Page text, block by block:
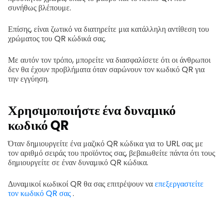
συνήθως βλέπουμε.
Επίσης, είναι ζωτικό να διατηρείτε μια κατάλληλη αντίθεση του
χρώματος του QR κώδικά σας.
Με αυτόν τον τρόπο, μπορείτε να διασφαλίσετε ότι οι άνθρωποι
δεν θα έχουν προβλήματα όταν σαρώνουν τον κωδικό QR για
την εγγύηση.
Χρησιμοποιήστε ένα δυναμικό
κωδικό QR
Όταν δημιουργείτε ένα μαζικό QR κώδικα για το URL σας με
τον αριθμό σειράς του προϊόντος σας, βεβαιωθείτε πάντα ότι τους
δημιουργείτε σε έναν δυναμικό QR κώδικα.
Δυναμικοί κωδικοί QR θα σας επιτρέψουν ναεπεξεργαστείτε
τον κωδικό QR σας.